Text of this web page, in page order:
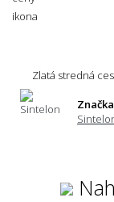
Zlatá stredná